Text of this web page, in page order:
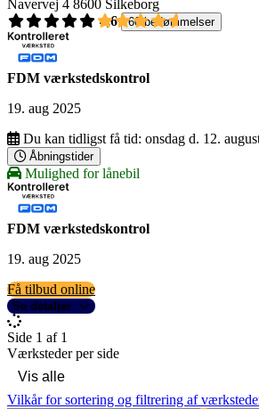
Navervej 4 8600 Silkeborg
4,6
60 bedømmelser
FDM værkstedskontrol
19. aug 2025
Du kan tidligst få tid: onsdag d. 12.
Åbningstider
Mulighed for lånebil
FDM værkstedskontrol
19. aug 2025
Få tilbud online
Se detaljer
Side 1 af 1
Værksteder per side
Vilkår for sortering og filtrering af